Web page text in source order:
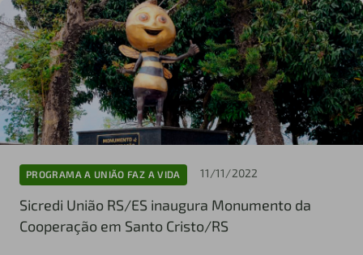
PROGRAMA A UNIÃO FAZ A VIDA 11/11/2022
Sicredi União RS/ES inaugura Monumento da
Cooperação em Santo Cristo/RS